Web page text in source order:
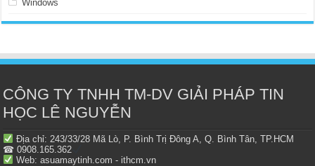
Windows
CÔNG TY TNHH TM-DV GIẢI PHÁP TIN
HỌC LÊ NGUYỄN
Địa chỉ: 243/33/28 Mã Lò, P. Bình Trị Đông A, Q. Bình Tân, TP.HCM
☎ 0908.165.362
Web: asuamaytinh.com - ithcm.vn